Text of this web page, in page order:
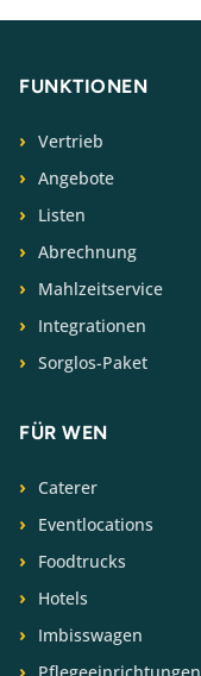
FUNKTIONEN
Vertrieb
Angebote
Listen
Abrechnung
Mahlzeitservice
Integrationen
Sorglos-Paket
FÜR WEN
Caterer
Eventlocations
Foodtrucks
Hotels
Imbisswagen